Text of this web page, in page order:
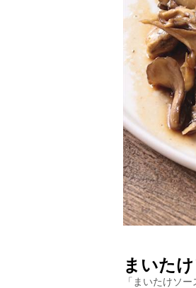
まいた
「 まいたけソ